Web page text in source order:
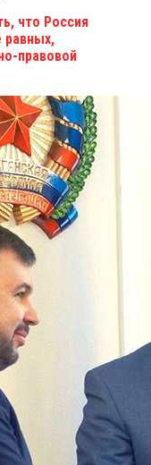
что Россия
равных,
правовой